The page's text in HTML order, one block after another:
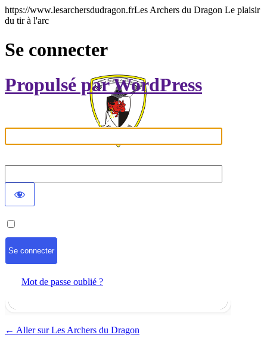
https://www.lesarchersdudragon.frLes Archers du Dragon Le plaisir
du tir à l'arc
Se connecter
Propulsé par WordPress
Identifiant ou adresse e-mail
Mot de passe oublié ?
← Aller sur Les Archers du Dragon